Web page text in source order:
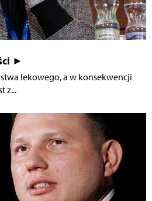
►
lekowego, a w konsekwencji
z...